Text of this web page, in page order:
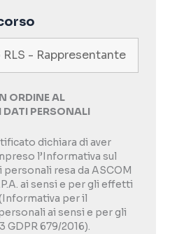
ORDINE AL
DATI PERSONALI
dichiara di aver
l’Informativa sul
resa da ASCOM
ai sensi e per gli effetti
per il
ai sensi e per gli
GDPR 679/2016).